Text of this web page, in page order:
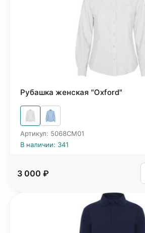
Рубашка женская "Oxford"
Артикул: 5068CM01
В наличии: 341
3 000 ₽